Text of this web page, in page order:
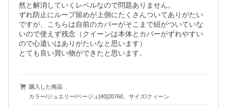
然と解消していくレベルなので問題ありません。
ずれ防止にループ留めが上側にたくさんついてありがたい
ですが、こちらは自前のカバーがそこまで紐がついていな
いので使えず残念（クイーンは本体とカバーがずれやすい
ので心遣いはありがたいなと思います）
とても良い買い物ができたと思います。
購入した商品
カラー/ジュエリー/ベージュ[40]20760、サイズ/クィーン